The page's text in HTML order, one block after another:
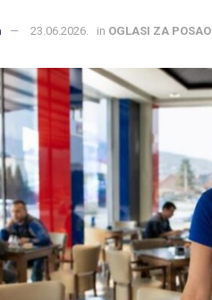
23.06.2026. in OGLASI ZA POSAO